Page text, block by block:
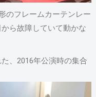
のフレームカーテンレー
ら故障していて動かな
、2016年公演時の集合